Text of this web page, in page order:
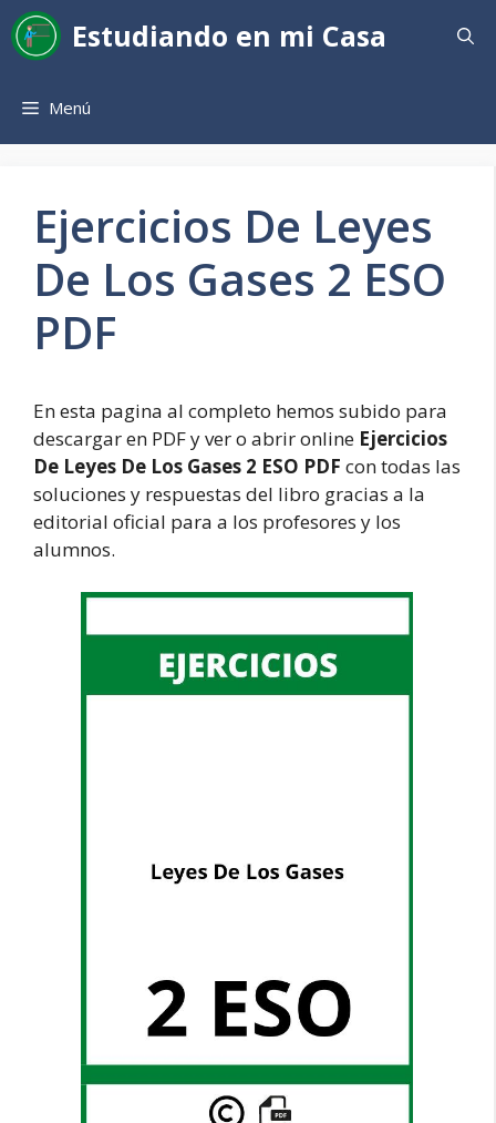
Saltar
al
contenido
Estudiando en mi Casa
Menú
Ejercicios De Leyes
De Los Gases 2 ESO
PDF
En esta pagina al completo hemos subido para
descargar en PDF y ver o abrir online Ejercicios
De Leyes De Los Gases 2 ESO PDF con todas las
soluciones y respuestas del libro gracias a la
editorial oficial para a los profesores y los
alumnos.